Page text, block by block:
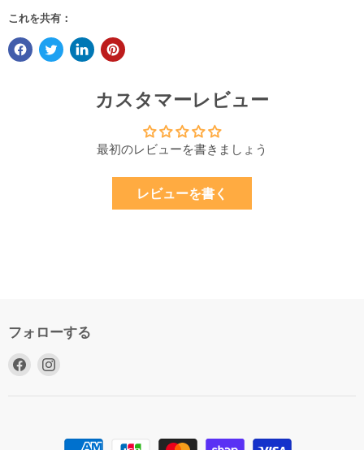
これを共有：
カスタマーレビュー
最初のレビューを書きましょう
レビューを書く
フォローする
Facebook